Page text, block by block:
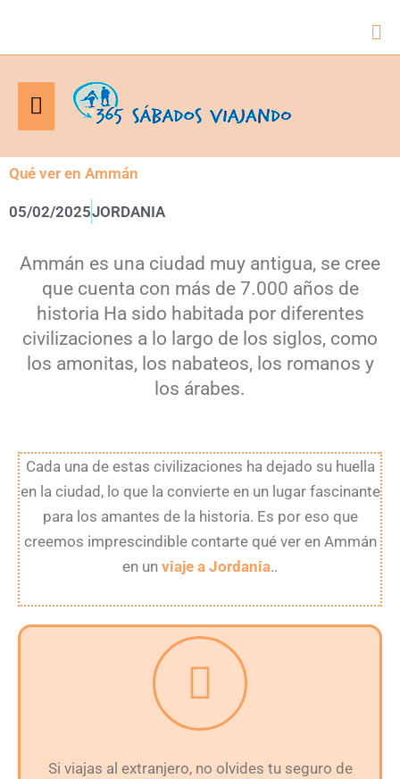
Menú
principal
Qué ver en Ammán
05/02/2025JORDANIA
Ammán es una ciudad muy antigua, se cree
que cuenta con más de 7.000 años de
historia Ha sido habitada por diferentes
civilizaciones a lo largo de los siglos, como
los amonitas, los nabateos, los romanos y
los árabes.
Cada una de estas civilizaciones ha dejado su huella
en la ciudad, lo que la convierte en un lugar fascinante
para los amantes de la historia. Es por eso que
creemos imprescindible contarte qué ver en Ammán
en un viaje a Jordania..
Si viajas al extranjero, no olvides tu seguro de